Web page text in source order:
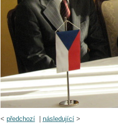
< předchozí| následující>